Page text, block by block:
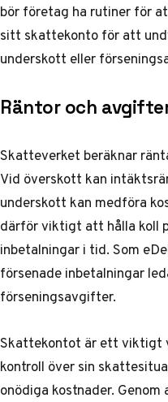
bör företag ha rutiner för
sitt skattekonto för att
underskott eller
Räntor och
Skatteverket beräknar
Vid överskott kan
underskott kan medföra
därför viktigt att hålla koll
inbetalningar i tid. Som
försenade inbetalningar
förseningsavgifter.
Skattekontot är ett viktigt
kontroll över sin
onödiga kostnader.